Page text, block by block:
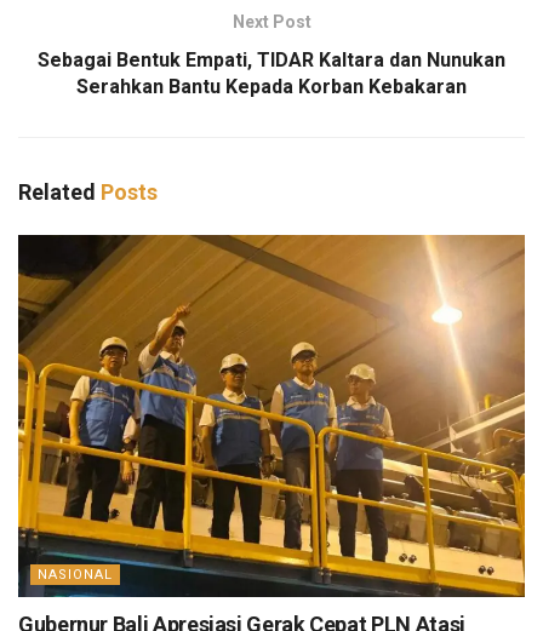
Next Post
Sebagai Bentuk Empati, TIDAR Kaltara dan Nunukan
Serahkan Bantu Kepada Korban Kebakaran
Related Posts
NASIONAL
Gubernur Bali Apresiasi Gerak Cepat PLN Atasi